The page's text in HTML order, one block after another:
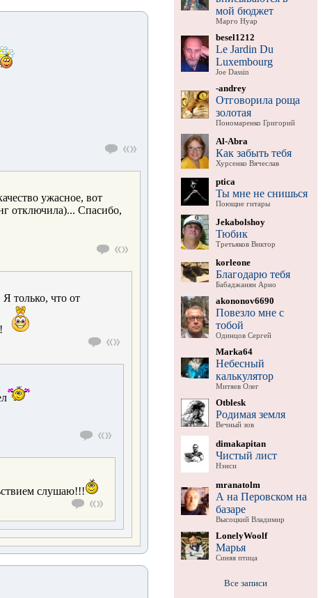
ужасное, вот
отключила)... Спасибо,
только, что от
слушаю!!!
мой бюджет
Марго Нуар
besel1212
Le Jardin Du
Luxembourg
Joe Dassin
-andrey
Отговорила роща
золотая
Пономаренко Григорий
Al-Abra
Как забыть тебя
Хурсенко Вячеслав
ptica
Ты мне не снишься
Поющие гитары
Jekabolshoy
Тюбик
Третьяков Виктор
korleone
Благодарю тебя
Бабаджанян Арно
akononov6690
Повезло мне с
тобой
Одинцов Сергей
Marka64
Небесный
калькулятор
Митяев Олег
Otblesk
Родимая земля
Вечный зов
dimakapitan
Чистый лист
Нэнси
mranatolm
А на Перовском на
базаре
Высоцкий Владимир
LonelyWoolf
Марья
Синяя птица
Все записи